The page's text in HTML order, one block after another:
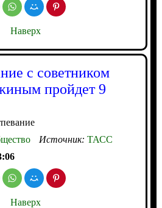
Наверх
с советником
пройдет 9
Источник: ТАСС
Наверх